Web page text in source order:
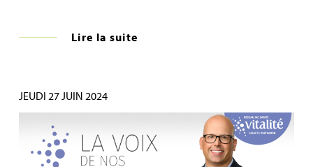
Lire la suite
JEUDI 27 JUIN 2024